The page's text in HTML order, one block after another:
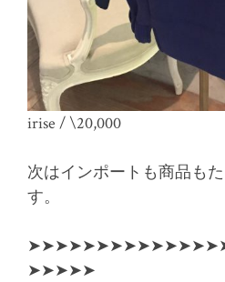
irise / \20,000
次はインポートも商品も
す。
➤➤➤➤➤